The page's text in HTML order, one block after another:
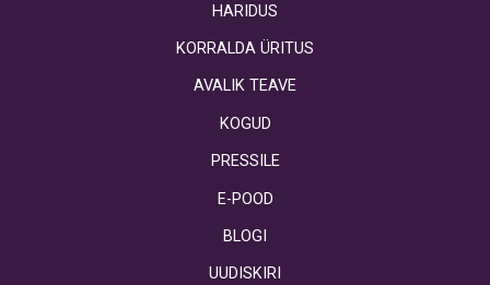
HARIDUS
KORRALDA ÜRITUS
AVALIK TEAVE
KOGUD
PRESSILE
E-POOD
BLOGI
UUDISKIRI